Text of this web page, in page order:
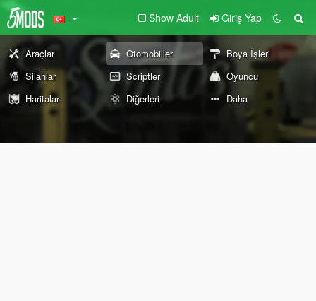
Show Adult Giriş Yap
Araçlar Otomobiller
Boya İşleri
Silahlar
Scriptler
Oyuncu
Haritalar
Diğerleri Daha